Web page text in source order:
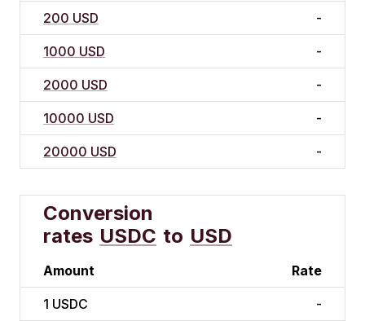
200 USD -
1000 USD -
2000 USD -
10000 USD -
20000 USD -
Conversion
rates USDC to USD
Amount Rate
1 USDC -